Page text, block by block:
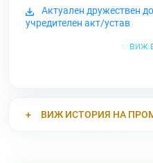
Актуален дружествен
учредителен акт/устав
виж
ВИЖ ИСТОРИЯ НА